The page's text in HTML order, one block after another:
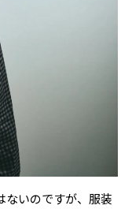
ないのですが、服装